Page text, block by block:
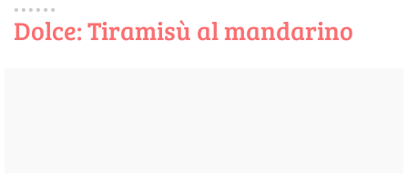
Dolce: Tiramisù al mandarino